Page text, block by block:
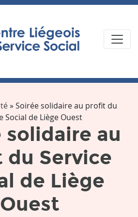
»Soirée solidaire au profit du
Social de Liège Ouest
solidaire au
Service
de Liège
Ouest